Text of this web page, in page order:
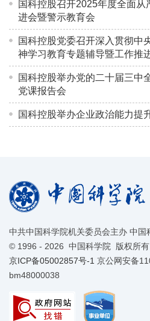
国科控股召开2025年度全面从
进会暨警示教育会
国科控股党委召开深入贯彻中
神学习教育专题辅导暨工作推
国科控股举办党的二十届三中
党课报告会
国科控股举办企业政治能力提
中共中国科学院机关委员会主办 中
© 1996 - 2026 中国科学院 版权所有
京ICP备05002857号-1 京公网安备
bm48000038